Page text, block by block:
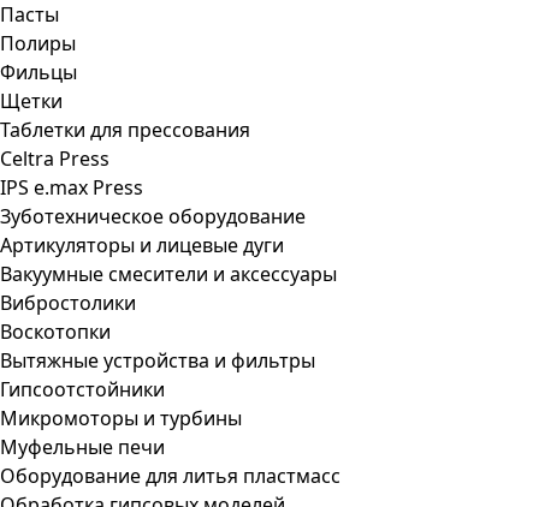
Пасты
Полиры
Фильцы
Щетки
Таблетки для прессования
Celtra Press
IPS e.max Press
Зуботехническое оборудование
Артикуляторы и лицевые дуги
Вакуумные смесители и аксессуары
Вибростолики
Воскотопки
Вытяжные устройства и фильтры
Гипсоотстойники
Микромоторы и турбины
Муфельные печи
Оборудование для литья пластмасс